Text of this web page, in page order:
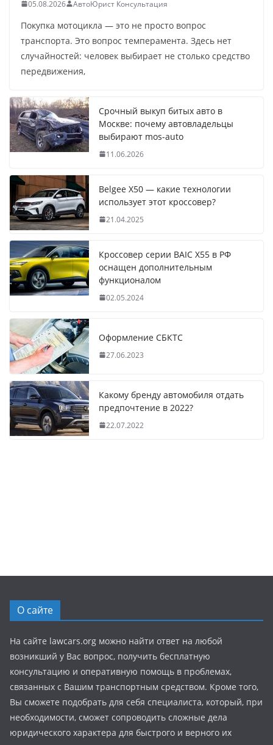
05.08.2026 АвтоЮрист Консультация
Покупка мотоцикла — это не просто вопрос
транспорта. Это вопрос темперамента. Здесь нет
случайностей: человек выбирает не столько средство
передвижения,
Срочный выкуп битых авто в
Москве: почему автовладельцы
выбирают mos-auto
11.06.2026
Belgee X50 — какие технологии
использует этот кроссовер?
21.04.2025
Кроссовер серии BAIC X55 в РФ
оснащен дополнительным
функционалом
02.05.2024
Оформление СБКТС
27.06.2023
Какому бренду автомобиля отдать
предпочтение в 2022?
22.07.2022
О сайте
На сайте lawcars.org можно найти ответ на любой
возникший у Вас вопрос, получить бесплатную
консультацию и оперативную помощь в проблемах,
связанных с Вашим транспортным средством. Кроме того,
Вы сможете подобрать для себя специалиста, который, при
необходимости, сможет сопроводить сложные дела
юридического характера для быстрого и верного их